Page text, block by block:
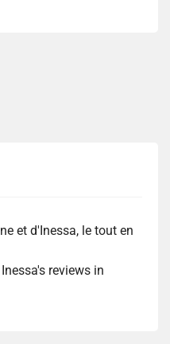
et d'Inessa, le tout en
reviews in